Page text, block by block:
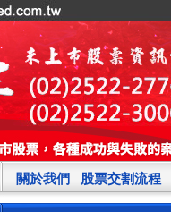
關於我們 股票交割流程